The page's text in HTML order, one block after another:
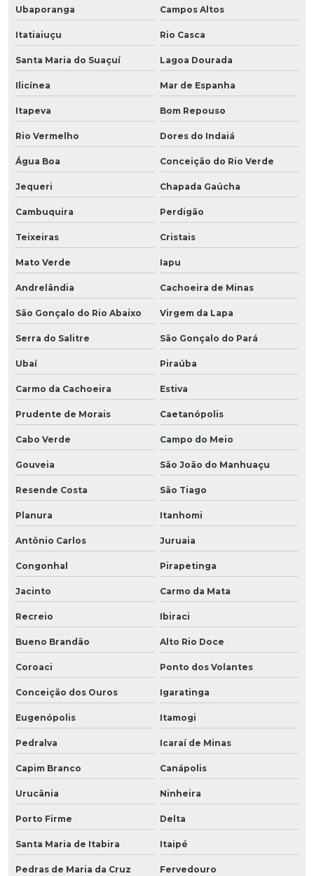
Ubaporanga Campos Altos
Itatiaiuçu Rio Casca
Santa Maria do Suaçuí Lagoa Dourada
Ilicínea Mar de Espanha
Itapeva Bom Repouso
Rio Vermelho Dores do Indaiá
Água Boa Conceição do Rio Verde
Jequeri Chapada Gaúcha
Cambuquira Perdigão
Teixeiras Cristais
Mato Verde Iapu
Andrelândia Cachoeira de Minas
São Gonçalo do Rio Abaixo Virgem da Lapa
Serra do Salitre São Gonçalo do Pará
Ubaí Piraúba
Carmo da Cachoeira Estiva
Prudente de Morais Caetanópolis
Cabo Verde Campo do Meio
Gouveia São João do Manhuaçu
Resende Costa São Tiago
Planura Itanhomi
Antônio Carlos Juruaia
Congonhal Pirapetinga
Jacinto Carmo da Mata
Recreio Ibiraci
Bueno Brandão Alto Rio Doce
Coroaci Ponto dos Volantes
Conceição dos Ouros Igaratinga
Eugenópolis Itamogi
Pedralva Icaraí de Minas
Capim Branco Canápolis
Urucânia Ninheira
Porto Firme Delta
Santa Maria de Itabira Itaipé
Pedras de Maria da Cruz Fervedouro